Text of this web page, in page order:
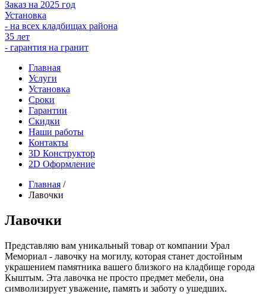
Заказ на 2025 год
Установка
- на всех кладбищах района
35 лет
- гарантия на гранит
Главная
Услуги
Установка
Сроки
Гарантии
Скидки
Наши работы
Контакты
3D Конструктор
2D Оформление
Главная /
Лавочки
Лавочки
Представляю вам уникальный товар от компании Урал
Мемориал - лавочку на могилу, которая станет достойным
украшением памятника вашего близкого на кладбище города
Кыштым. Эта лавочка не просто предмет мебели, она
символизирует уважение, память и заботу о ушедших.